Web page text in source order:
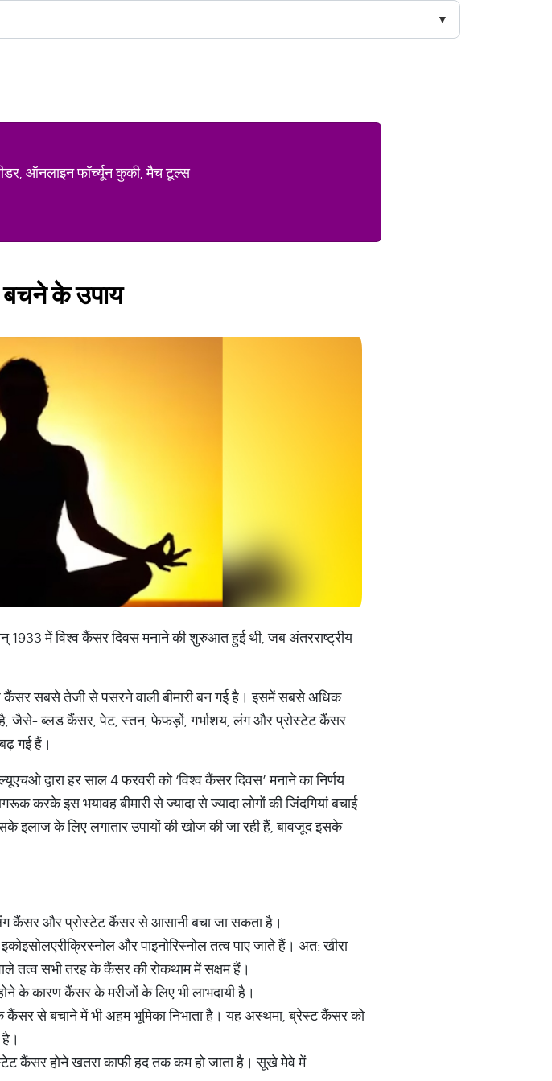
ऑनलाइन फॉर्च्यून कुकी, मैच टूल्स
के उपाय
1933 में विश्व कैंसर दिवस मनाने की शुरुआत हुई थी, जब अंतरराष्ट्रीय
सबसे तेजी से पसरने वाली बीमारी बन गई है। इसमें सबसे अधिक
जैसे- ब्लड कैंसर, पेट, स्‍तन, फेफड़ों, गर्भाशय, लंग और प्रोस्टेट कैंसर
गई हैं।
द्वारा हर साल 4 फरवरी को ‘विश्व कैंसर दिवस’ मनाने का निर्णय
करके इस भयावह बीमारी से ज्‍यादा से ज्‍यादा लोगों की जिंदगियां बचाई
इलाज के लिए लगातार उपायों की खोज की जा रही हैं, बावजूद इसके
कैंसर और प्रोस्टेट कैंसर से आसानी बचा जा सकता है।
और पाइनोरिस्नोल तत्व पाए जाते हैं। अत: खीरा
तत्व सभी तरह के कैंसर की रोकथाम में सक्षम हैं।
के कारण कैंसर के मरीजों के लिए भी लाभदायी है।
से बचाने में भी अहम भूमिका निभाता है। यह अस्थमा, ब्रेस्ट कैंसर को
कैंसर होने खतरा काफी हद तक कम हो जाता है। सूखे मेवे में